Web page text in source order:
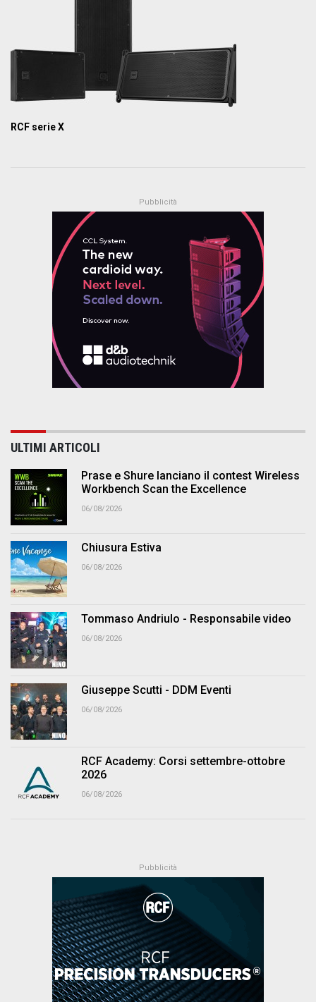
RCF serie X
ULTIMI ARTICOLI
Prase e Shure lanciano il contest Wireless
Workbench Scan the Excellence
06/08/2026
Chiusura Estiva
06/08/2026
Tommaso Andriulo - Responsabile video
06/08/2026
Giuseppe Scutti - DDM Eventi
06/08/2026
RCF Academy: Corsi settembre-ottobre
2026
06/08/2026